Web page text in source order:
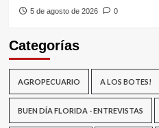
5 de agosto de 2026 0
Categorías
AGROPECUARIO A LOS BOTES!
BUEN DÍA FLORIDA - ENTREVISTAS